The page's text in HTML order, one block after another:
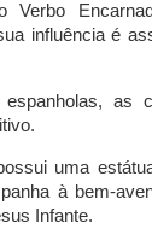
Verbo
influência é
as
uma
à bem-
Infante.